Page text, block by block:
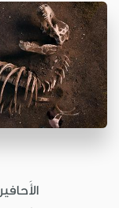
الأَحافير